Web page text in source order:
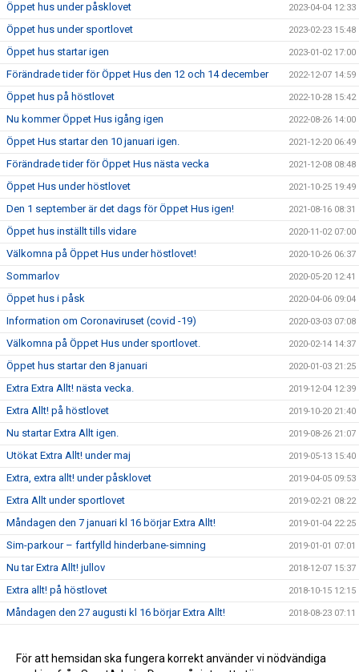
Öppet hus under påsklovet 2023-04-04 12:33
Öppet hus under sportlovet 2023-02-23 15:48
Öppet hus startar igen 2023-01-02 17:00
Förändrade tider för Öppet Hus den 12 och 14 december 2022-12-07 14:59
Öppet hus på höstlovet 2022-10-28 15:42
Nu kommer Öppet Hus igång igen 2022-08-26 14:00
Öppet Hus startar den 10 januari igen. 2021-12-20 06:49
Förändrade tider för Öppet Hus nästa vecka 2021-12-08 08:48
Öppet Hus under höstlovet 2021-10-25 19:49
Den 1 september är det dags för Öppet Hus igen! 2021-08-16 08:31
Öppet hus inställt tills vidare 2020-11-02 07:00
Välkomna på Öppet Hus under höstlovet! 2020-10-26 06:37
Sommarlov 2020-05-20 12:41
Öppet hus i påsk 2020-04-06 09:04
Information om Coronaviruset (covid -19) 2020-03-03 07:08
Välkomna på Öppet Hus under sportlovet. 2020-02-14 14:37
Öppet hus startar den 8 januari 2020-01-03 21:25
Extra Extra Allt! nästa vecka. 2019-12-04 12:39
Extra Allt! på höstlovet 2019-10-20 21:40
Nu startar Extra Allt igen. 2019-08-26 21:07
Utökat Extra Allt! under maj 2019-05-13 15:40
Extra, extra allt! under påsklovet 2019-04-05 09:53
Extra Allt under sportlovet 2019-02-21 08:22
Måndagen den 7 januari kl 16 börjar Extra Allt! 2019-01-04 22:25
Sim-parkour – fartfylld hinderbane-simning 2019-01-01 07:01
Nu tar Extra Allt! jullov 2018-12-07 15:37
Extra allt! på höstlovet 2018-10-15 12:15
Måndagen den 27 augusti kl 16 börjar Extra Allt! 2018-08-23 07:11
Extra allt utökar tiderna fram till 23 maj 2018-05-07 09:31
För att hemsidan ska fungera korrekt använder vi nödvändiga